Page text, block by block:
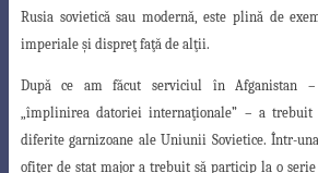
Rusia sovietică sau modernă, este plină de
imperiale şi dispreţ faţă de alţii.
După ce am făcut serviciul în Afganistan
„împlinireadatoriei internaţionale” – a trebuit
diferite garnizoane aleUniunii Sovietice. Într-
ofiţer de stat major a trebuit să particip la o